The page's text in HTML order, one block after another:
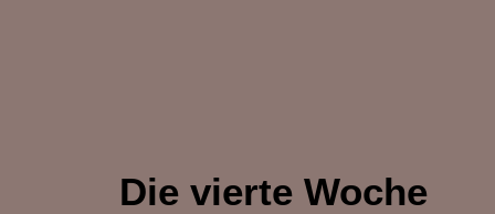
Die vierte Woche